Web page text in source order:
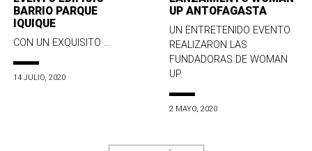
BARRIO PARQUE
IQUIQUE
CON UN EXQUISITO ...
14 JULIO, 2020
UP ANTOFAGASTA
UN ENTRETENIDO EVENTO
REALIZARON LAS
FUNDADORAS DE WOMAN
UP.
2 MAYO, 2020